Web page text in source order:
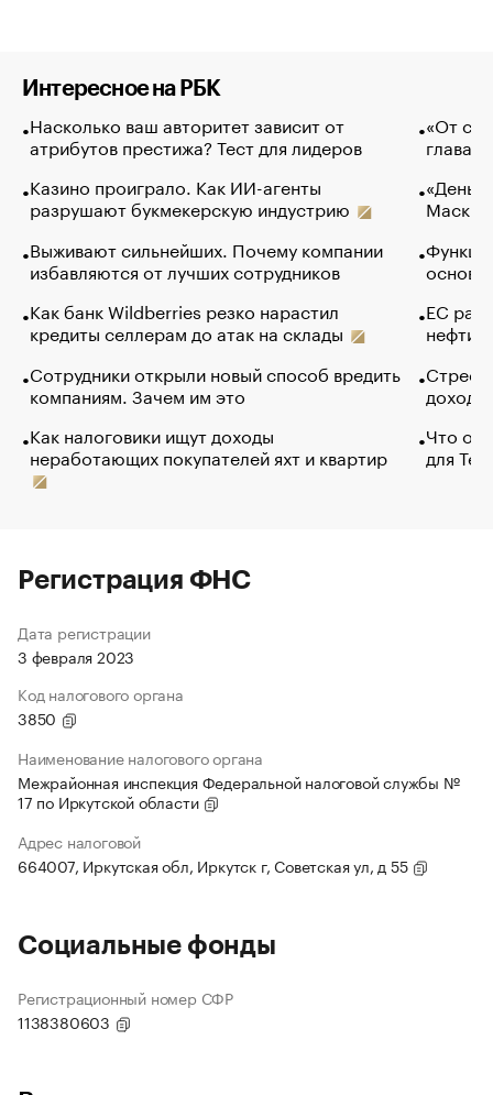
Интересное на РБК
Насколько ваш авторитет зависит от
атрибутов престижа? Тест для лидеров
Казино проиграло. Как ИИ-агенты
разрушают букмекерскую индустрию
Выживают сильнейших. Почему компании
избавляются от лучших сотрудников
Как банк Wildberries резко нарастил
кредиты селлерам до атак на склады
Сотрудники открыли новый способ вредить
компаниям. Зачем им это
Как налоговики ищут доходы
неработающих покупателей яхт и квартир
«От
глава
Маск в
основ
ЕС
нефти
Что
для
Регистрация ФНС
Дата регистрации
3 февраля 2023
Код налогового органа
3850
Наименование налогового органа
Межрайонная инспекция Федеральной налоговой службы №
17 по Иркутской области
Адрес налоговой
664007, Иркутская обл, Иркутск г, Советская ул, д 55
Социальные фонды
Регистрационный номер СФР
1138380603